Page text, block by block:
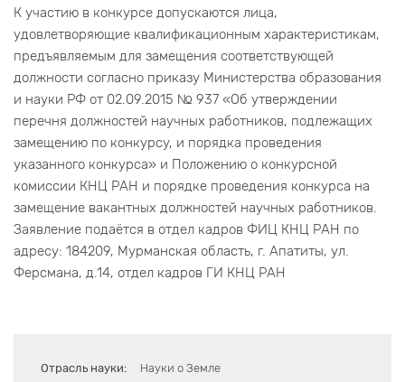
К участию в конкурсе допускаются лица,
удовлетворяющие квалификационным характеристикам,
предъявляемым для замещения соответствующей
должности согласно приказу Министерства образования
и науки РФ от 02.09.2015 № 937 «Об утверждении
перечня должностей научных работников, подлежащих
замещению по конкурсу, и порядка проведения
указанного конкурса» и Положению о конкурсной
комиссии КНЦ РАН и порядке проведения конкурса на
замещение вакантных должностей научных работников.
Заявление подаётся в отдел кадров ФИЦ КНЦ РАН по
адресу: 184209, Мурманская область, г. Апатиты, ул.
Ферсмана, д.14, отдел кадров ГИ КНЦ РАН
Отрасль науки: Науки о Земле